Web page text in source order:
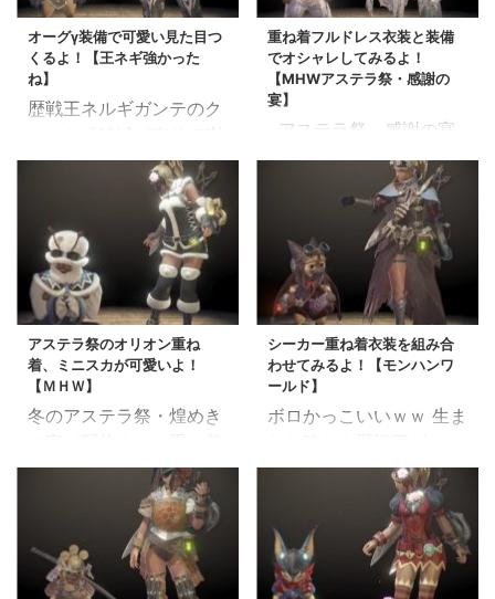
オーグγ装備で可愛い見た目つ
くるよ！【王ネギ強かった
ね】
歴戦王ネルギガンテのク
叭（らっぱ）を鳴らす」
が配信されたのでオーグ
γ（ガンマ）装備が作成
できるようになりまし
た。 これで無印モンハ
ンワールド大型イベント
クエストはラストかな
ぁ・・ あとは夏のアステ
ラ祭がきてアイスボーン
ってとこかな？ 少し寂
しいような・・ 登場を
王ネルギガンテですが、
さすがなかなか強かった
ね！ オンラインはハンタ
ーさんが見事にキャンプ
送りにされていく・・
重ね着フルドレス衣装と装備
でオシャレしてみるよ！
【MHWアステラ祭・感謝の
宴】
アステラ祭、感謝の宴
が配信され(て)ました 管
理人、見事にイベントス
ケジュール勘違いしてた
よね('◇')ゞ バイオハザ
ードRE2やってる場合じ
ゃなかった まさか同じカ
プコンの大作発売日と同
じ週に、大型イベント配
信するとは思ってなかっ
たよね ところで、バイオ
２リメイクめちょ面白い
だとおもうよっ やっぱカ
プコンゲーは最高だな！
さて、ちょいと出遅れ
ましたが新デザインで登
場したフルドレス装備と
アステラ祭のオリオン重ね
着、ミニスカが可愛いよ！
【ＭＨＷ】
冬のアステラ祭・煌めき
「オリオン衣装」を作成
できるようになりまし
た。 オリオン装備と重
ね着ってノーマークでし
たが、ミニスカ＆ノース
シーカー重ね着衣装を組み合
わせてみるよ！【モンハンワ
ールド】
ボロかっこいいｗｗ 生ま
ーヴァをなんとか倒し
て、シーカー重ね着を入
手しました。 生まれてす
ぐなのに歴戦・・しかも
王・・とかそんな細かい